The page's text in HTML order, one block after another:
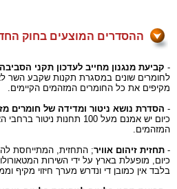
ההסדרים המוצעים בחוק
- קביעת מנגנון מחייב לעדכון תקני הסביבה הקיימים משנת 92' והוספת תקני
לחומרים שונים במסגרת תקנות שקבע השר
מקיפים את כל החומרים המזהמים הקיימים.
- הסדרת נושא ניטור ומדידה של חומרים
המזהמים.
- תחזית זיהום אוויר; התחזית, המתייחסת
כיום, מופעלת בארץ על ידי השירות
בלבד אין כמובן די ונדרש מערך חיזוי מקיף